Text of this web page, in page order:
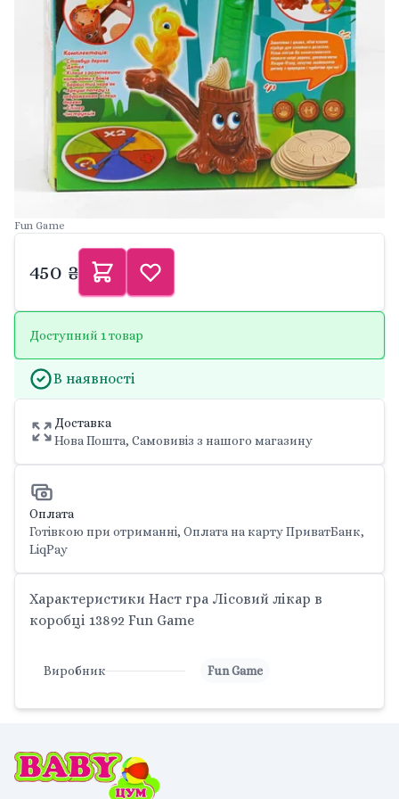
Fun Game
450 ₴
Доступний 1 товар
В наявності
Доставка
Нова Пошта, Самовивіз з нашого магазину
Оплата
Готівкою при отриманні, Оплата на карту ПриватБанк,
LiqPay
Характеристики Наст гра Лісовий лікар в
коробці 13892 Fun Game
Виробник Fun Game